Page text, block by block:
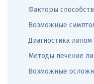
Факторы
Возможные
Диагностика липом
Методы лечение
Возможные